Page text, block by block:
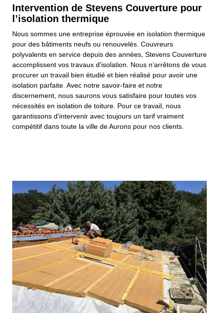
Intervention de Stevens Couverture pour
l’isolation thermique
Nous sommes une entreprise éprouvée en isolation thermique
pour des bâtiments neufs ou renouvelés. Couvreurs
polyvalents en service depuis des années, Stevens Couverture
accomplissent vos travaux d'isolation. Nous n’arrêtons de vous
procurer un travail bien étudié et bien réalisé pour avoir une
isolation parfaite. Avec notre savoir-faire et notre
discernement, nous saurons vous satisfaire pour toutes vos
nécessités en isolation de toiture. Pour ce travail, nous
garantissons d’intervenir avec toujours un tarif vraiment
compétitif dans toute la ville de Aurons pour nos clients.